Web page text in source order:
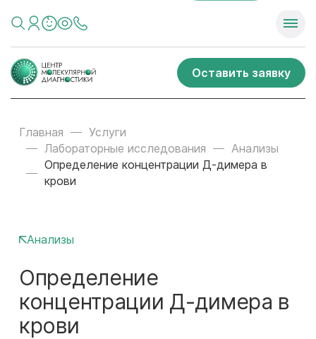
Оставить заявку
Главная
Услуги
Лабораторные исследования
Анализы
Определение концентрации Д-димера в
крови
Анализы
Определение
концентрации Д-димера в
крови